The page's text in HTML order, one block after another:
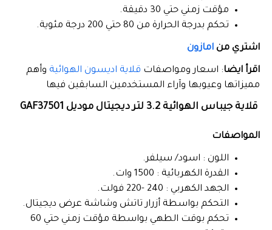
مؤقت زمني حتي 30 دقيقة.
تحكم بدرجة الحرارة من 80 حتي 200 درجة مئوية.
اشتري من امازون
اقرأ ايضا: اسعار ومواصفات قلاية اديسون الهوائية وأهم
مميزاتها وعيوبها وآراء المستخدمين السابقين فيها
قلاية جيباس الهوائية 3.2 لتر ديجيتال موديل GAF37501
المواصفات
اللون : اسود/ سيلفر.
القدرة الكهربائية : 1500 وات.
الجهد الكهربي : 240 -220 فولت.
التحكم بواسطة أزرار تاتش وشاشة عرض ديجيتال.
تحكم بوقت الطهي بواسطة مؤقت زمني حتي 60